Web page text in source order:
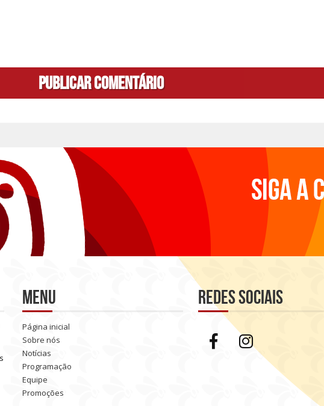
Menu
Página inicial
Sobre nós
Notícias
Programação
Equipe
Promoções
Redes sociais